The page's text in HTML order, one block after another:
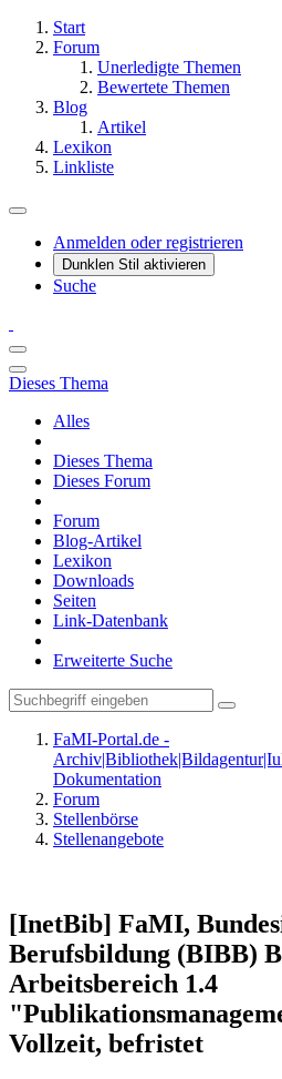
Start
Forum
Unerledigte Themen
Bewertete Themen
Blog
Artikel
Lexikon
Linkliste
Anmelden oder registrieren
Dunklen Stil aktivieren
Suche
Dieses Thema
Alles
Dieses Thema
Dieses Forum
Forum
Blog-Artikel
Lexikon
Downloads
Seiten
Link-Datenbank
Erweiterte Suche
FaMI-Portal.de -
Dokumentation
Forum
Stellenbörse
Stellenangebote
[InetBib] FaMI,
Berufsbildung (BIBB)
Arbeitsbereich 1.4
Vollzeit, befristet